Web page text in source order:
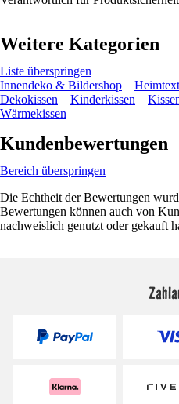
Weitere Kategorien
Liste überspringen
Innendeko & Bildershop
Dekokissen
Kinderkissen
Wärmekissen
Kundenbewertungen
Bereich überspringen
Die Echtheit der Bewertungen
Bewertungen können auch von
nachweislich genutzt oder gekauft